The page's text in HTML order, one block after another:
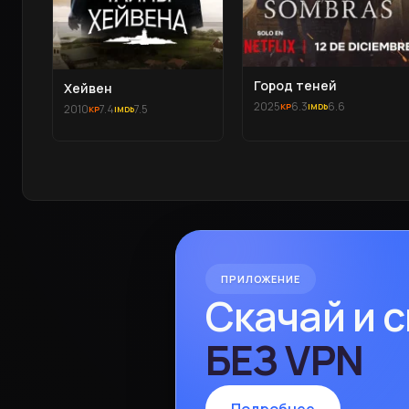
Хейвен
2010 7.4 7.5
Город теней
2025 6.3 6.6
ПРИЛОЖЕНИЕ
Скачай и
БЕЗ VPN